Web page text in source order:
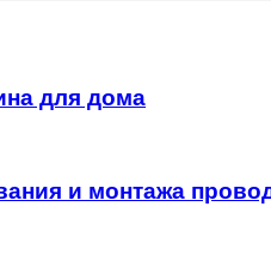
для дома
и монтажа